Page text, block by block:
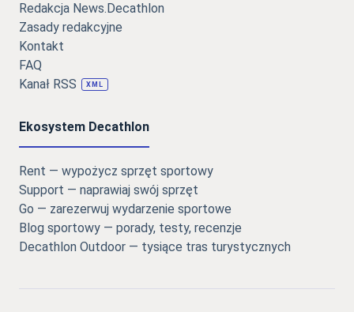
Redakcja News.Decathlon
Zasady redakcyjne
Kontakt
FAQ
Kanał RSS
XML
Ekosystem Decathlon
Rent — wypożycz sprzęt sportowy
Support — naprawiaj swój sprzęt
Go — zarezerwuj wydarzenie sportowe
Blog sportowy — porady, testy, recenzje
Decathlon Outdoor — tysiące tras turystycznych